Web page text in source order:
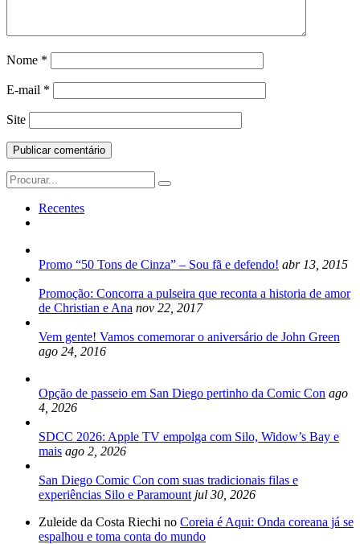
Nome *
E-mail *
Site
Search
for:
Recentes
Promo “50 Tons de Cinza” – Sou fã e defendo! abr 13, 2015
Promoção: Concorra a pulseira que reconta a historia de amor
de Christian e Ana nov 22, 2017
Vem gente! Vamos comemorar o aniversário de John Green
ago 24, 2016
Opção de passeio em San Diego pertinho da Comic Con ago
4, 2026
SDCC 2026: Apple TV empolga com Silo, Widow’s Bay e
mais ago 2, 2026
San Diego Comic Con com suas tradicionais filas e
experiências Silo e Paramount jul 30, 2026
Zuleide da Costa Riechi no Coreia é Aqui: Onda coreana já se
espalhou e toma conta do mundo